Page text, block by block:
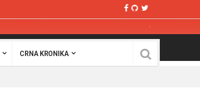
CRNA KRONIKA